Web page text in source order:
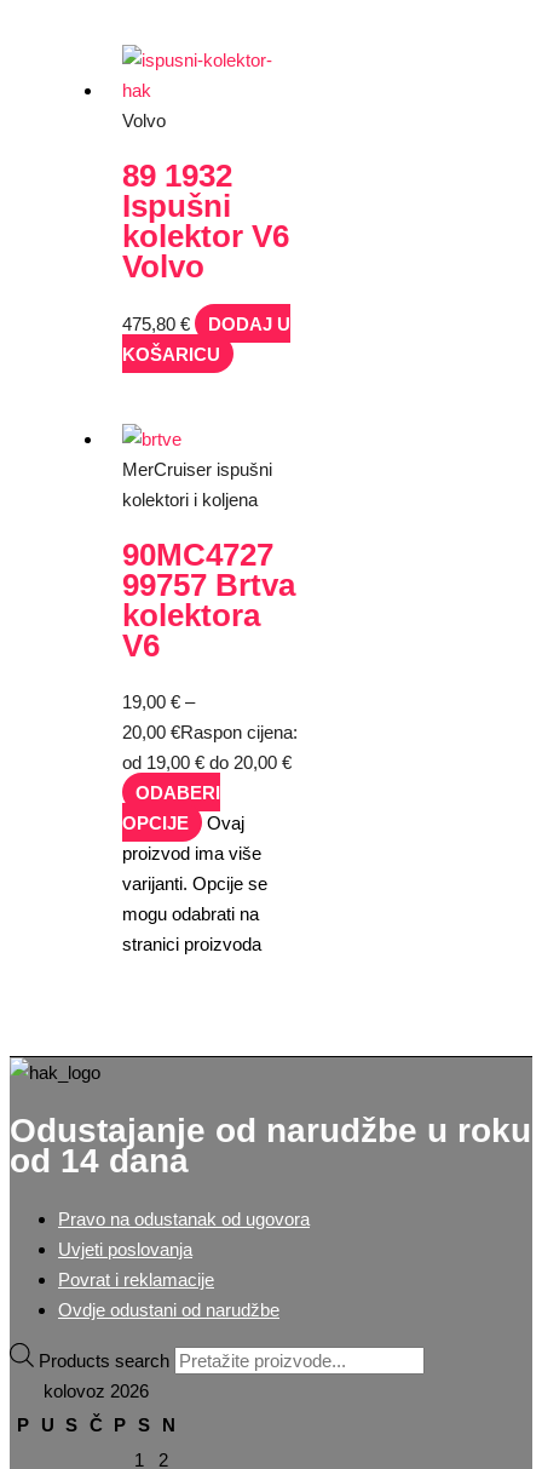
Volvo
89 1932
Ispušni
kolektor V6
Volvo
475,80€
DODAJ U
KOŠARICU
MerCruiser ispušni
kolektori i koljena
90MC4727
99757 Brtva
kolektora
V6
19,00€ –
20,00€Raspon cijena:
od 19,00 € do 20,00 €
ODABERI
OPCIJE
Ovaj
proizvod ima više
varijanti. Opcije se
mogu odabrati na
stranici proizvoda
Odustajanje od narudžbe u roku
od 14 dana
Pravo na odustanak od ugovora
Uvjeti poslovanja
Povrat i reklamacije
Ovdje odustani od narudžbe
Products search
kolovoz 2026
P
U S Č P S
N
1
2